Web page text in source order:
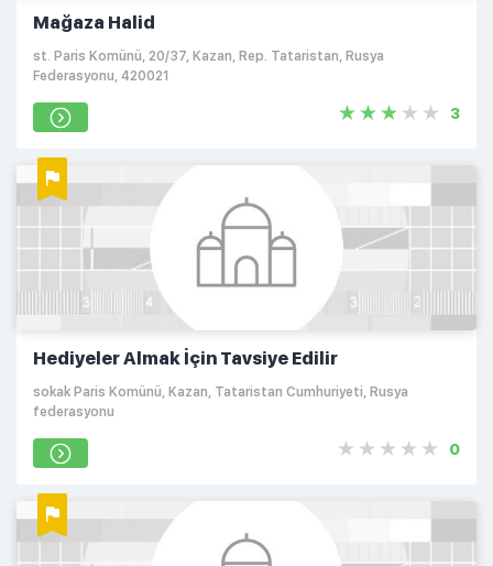
Mağaza Halid
st. Paris Komünü, 20/37, Kazan, Rep. Tataristan, Rusya
Federasyonu, 420021
3
Hediyeler Almak İçin Tavsiye Edilir
sokak Paris Komünü, Kazan, Tataristan Cumhuriyeti, Rusya
federasyonu
0